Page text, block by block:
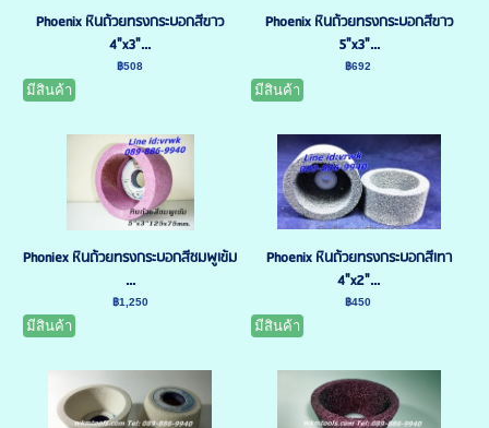
Phoenix หินถ้วยทรงกระบอกสีขาว
4"x3"...
฿508
มีสินค้า
Phoenix หินถ้วยทรงกระบอกสีขาว
5"x3"...
฿692
มีสินค้า
Phoniex หินถ้วยทรงกระบอกสีชมพูเข้ม
...
฿1,250
มีสินค้า
Phoenix หินถ้วยทรงกระบอกสีเทา
4"x2"...
฿450
มีสินค้า